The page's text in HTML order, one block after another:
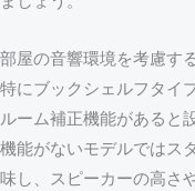
部屋の音響環境を考慮す
特にブックシェルフタイ
ルーム補正機能があると
機能がないモデルではス
味し、スピーカーの高さ